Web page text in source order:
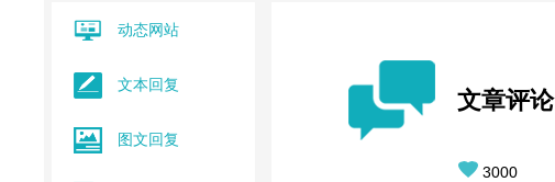
动态网站
文本回复
图文回复
文章评论
3000